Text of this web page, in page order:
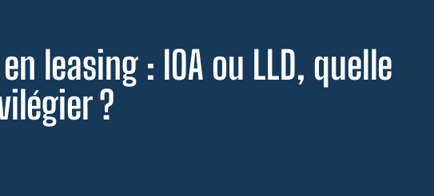
leasing : lOA ou LLD, quelle
?